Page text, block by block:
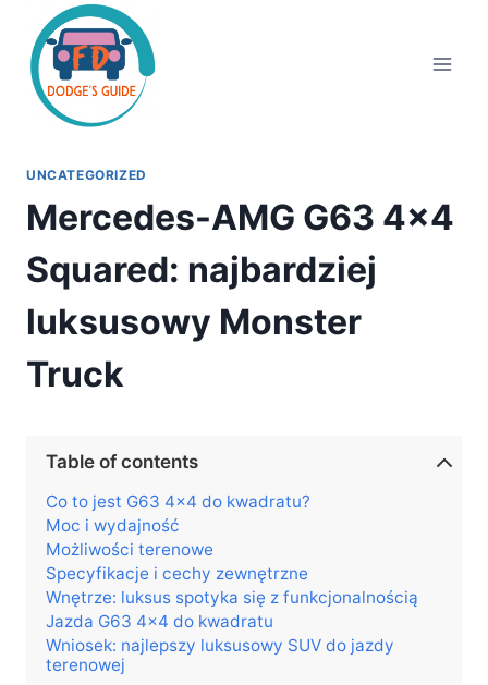
Przejdź
treści
UNCATEGORIZED
Mercedes-AMG G63 4×4
Squared: najbardziej
luksusowy Monster
Truck
Table of contents
Co to jest G63 4×4 do kwadratu?
Moc i wydajność
Możliwości terenowe
Specyfikacje i cechy zewnętrzne
Wnętrze: luksus spotyka się z funkcjonalnością
Jazda G63 4×4 do kwadratu
Wniosek: najlepszy luksusowy SUV do jazdy
terenowej